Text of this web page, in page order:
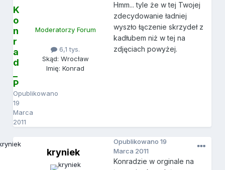
K
o
n
r
a
d
P
Opublikowano
19
Marca
2011
Moderatorzy Forum
6,1 tys.
Skąd: Wrocław
Imię: Konrad
Hmm... tyle że w tej Twojej
zdecydowanie ładniej
wyszło łączenie skrzydeł z
kadłubem niż w tej na
zdjęciach powyżej.
kryniek
Opublikowano19
Marca 2011
Konradzie w orginale na